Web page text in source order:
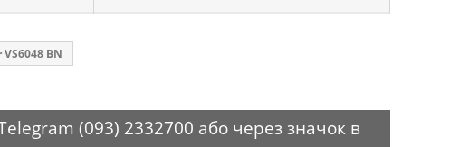
BN
(093) 2332700 або через значок в